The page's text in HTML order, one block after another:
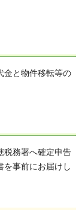
金と物件移転等の
税務署へ確定申告
を事前にお届けし